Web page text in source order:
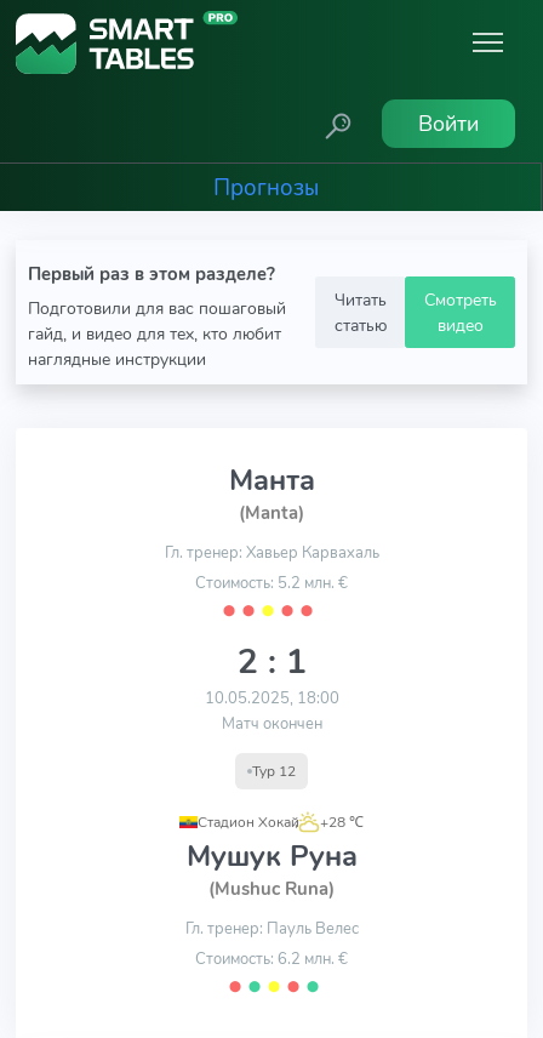
Войти
Прогнозы
Первый раз в этом разделе?
Подготовили для вас пошаговый
гайд, и видео для тех, кто любит
наглядные инструкции
Читать
статью
Смотреть
видео
Манта
(Manta)
Гл. тренер: Хавьер Карвахаль
Стоимость: 5.2 млн. €
⬤ ⬤ ⬤ ⬤ ⬤
2 : 1
10.05.2025, 18:00
Матч окончен
Тур 12
Стадион Хокай
, +28 ℃
Мушук Руна
(Mushuc Runa)
Гл. тренер: Пауль Велес
Стоимость: 6.2 млн. €
⬤ ⬤ ⬤ ⬤ ⬤